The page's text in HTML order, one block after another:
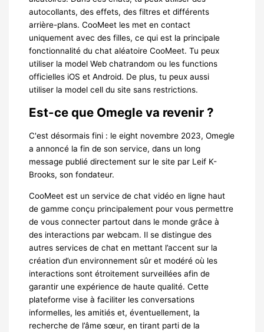
autocollants, des effets, des filtres et différents
arrière-plans. CooMeet les met en contact
uniquement avec des filles, ce qui est la principale
fonctionnalité du chat aléatoire CooMeet. Tu peux
utiliser la model Web chatrandom ou les functions
officielles iOS et Android. De plus, tu peux aussi
utiliser la model cell du site sans restrictions.
Est-ce que Omegle va revenir ?
C'est désormais fini : le eight novembre 2023, Omegle
a annoncé la fin de son service, dans un long
message publié directement sur le site par Leif K-
Brooks, son fondateur.
CooMeet est un service de chat vidéo en ligne haut
de gamme conçu principalement pour vous permettre
de vous connecter partout dans le monde grâce à
des interactions par webcam. Il se distingue des
autres services de chat en mettant l’accent sur la
création d’un environnement sûr et modéré où les
interactions sont étroitement surveillées afin de
garantir une expérience de haute qualité. Cette
plateforme vise à faciliter les conversations
informelles, les amitiés et, éventuellement, la
recherche de l’âme sœur, en tirant parti de la